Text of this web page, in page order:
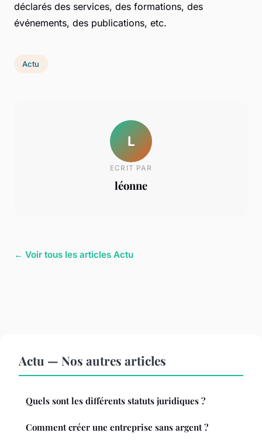
déclarés des services, des formations, des
événements, des publications, etc.
Actu
L
ECRIT PAR
léonne
← Voir tous les articles Actu
Actu — Nos autres articles
Quels sont les différents statuts juridiques ?
Comment créer une entreprise sans argent ?